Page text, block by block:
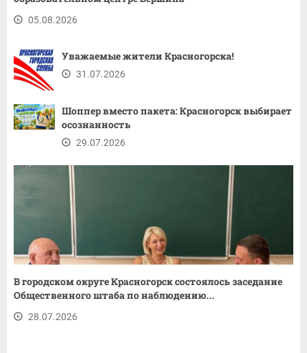
05.08.2026
Уважаемые жители Красногорска!
31.07.2026
Шоппер вместо пакета: Красногорск выбирает
осознанность
29.07.2026
В городском округе Красногорск состоялось заседание
Общественного штаба по наблюдению...
28.07.2026